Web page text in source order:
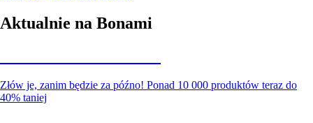
Aktualnie na Bonami
Złów je, zanim będzie za późno! Ponad 10 000 produktów teraz do
40% taniej